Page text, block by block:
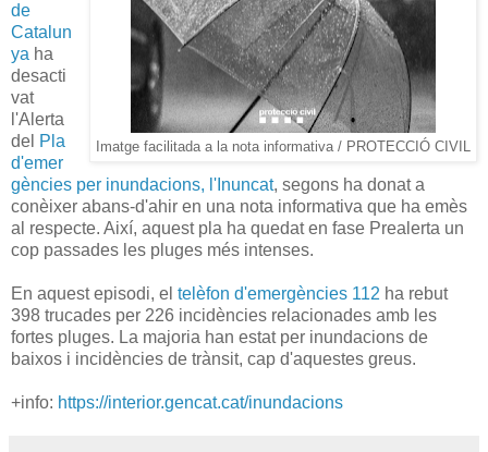
Imatge facilitada a la nota informativa / PROTECCIÓ CIVIL
de
Catalun
ya ha
desacti
vat
l'Alerta
del Pla
d'emer
gències per inundacions, l'Inuncat, segons ha donat a
conèixer abans-d'ahir en una nota informativa que ha emès
al respecte. Així, aquest pla ha quedat en fase Prealerta un
cop passades les pluges més intenses.
En aquest episodi, el telèfon d'emergències 112 ha rebut
398 trucades per 226 incidències relacionades amb les
fortes pluges. La majoria han estat per inundacions de
baixos i incidències de trànsit, cap d'aquestes greus.
+info: https://interior.gencat.cat/inundacions